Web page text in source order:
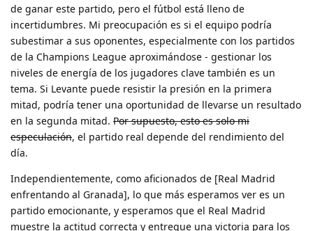
de ganar este partido, pero el fútbol está lleno de
incertidumbres. Mi preocupación es si el equipo podría
subestimar a sus oponentes, especialmente con los partidos
de la Champions League aproximándose - gestionar los
niveles de energía de los jugadores clave también es un
tema. Si Levante puede resistir la presión en la primera
mitad, podría tener una oportunidad de llevarse un resultado
en la segunda mitad. Por supuesto, esto es solo mi
especulación, el partido real depende del rendimiento del
día.
Independientemente, como aficionados de [Real Madrid
enfrentando al Granada], lo que más esperamos ver es un
partido emocionante, y esperamos que el Real Madrid
muestre la actitud correcta y entregue una victoria para los